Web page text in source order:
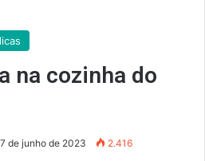
na cozinha do
7 de junho de 2023 2.416